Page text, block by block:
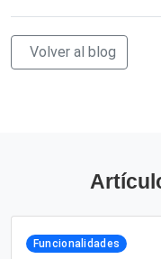
Volver al blog
Funcionalidades